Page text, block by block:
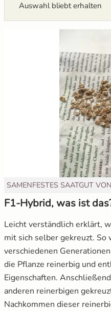
Auswahl bliebt erhalten
SAMENFESTES SAATGUT
F1-Hybrid, was ist
Leicht verständlich erklärt,
mit sich selber gekreuzt. So
verschiedenen
die Pflanze reinerbig und
Eigenschaften.
anderen reinerbigen
Nachkommen dieser